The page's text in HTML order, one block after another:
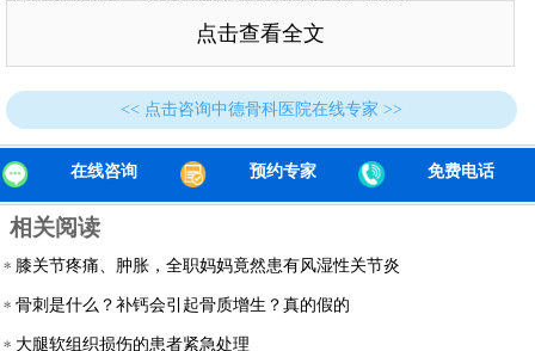
产生哪些危害，看福州中德骨科医院的专家介绍。
症状一：皮肤变厚是拇外翻较多的症状，外翻关节往往与
鞋子相互摩擦，导致皮肤溃烂感染，使患者疼痛难于行走。
症状二：拇外翻患处往往会出现股性关节炎或者是关节半
脱位的现象，这就导致关节的功能受到很大的限制，严重影响
患者的正常生活。
症状三：拇外翻不治疗会形成槌状趾，其主要原因是大拇
脚趾的向下挤压，使二拇脚趾向上，慢慢形成槌状趾。
点击查看全文
<< 点击咨询中德骨科医院在线专家 >>
在线咨询 预约专家 免费电话
相关阅读
膝关节疼痛、肿胀，全职妈妈竟然患有风湿性关节炎
骨刺是什么？补钙会引起骨质增生？真的假的
大腿软组织损伤的患者紧急处理